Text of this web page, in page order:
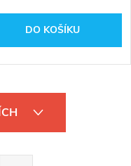
DO KOŠÍKU